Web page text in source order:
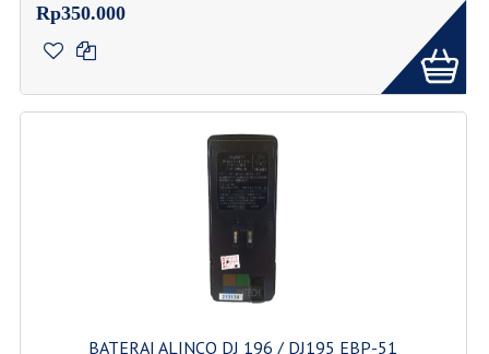
Rp350.000
BATERAI ALINCO DJ 196 / DJ195 EBP-51